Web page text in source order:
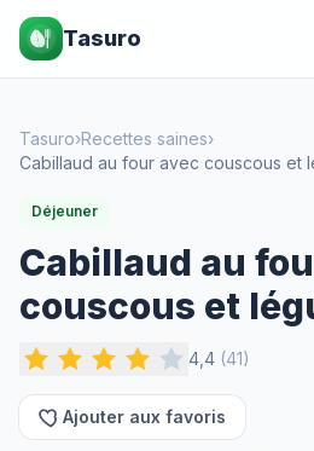
Tasuro
Tasuro›Recettes saines›
Cabillaud au four avec couscous et
Déjeuner
Cabillaud au
couscous et
4,4 (41)
Ajouter aux favoris